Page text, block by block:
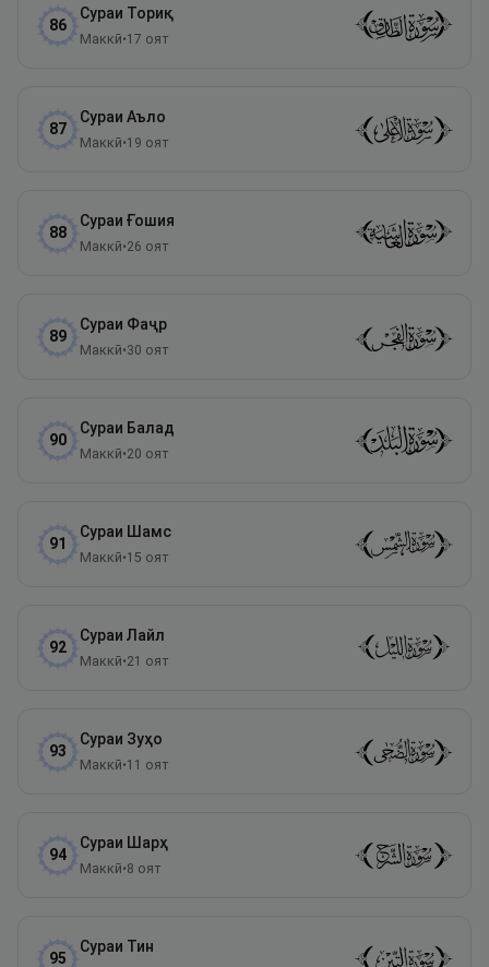
86
Сураи Ториқ
Маккӣ•17 оят
87
Сураи Аъло
Маккӣ•19 оят
88
Сураи Ғошия
Маккӣ•26 оят
89
Сураи Фаҷр
Маккӣ•30 оят
90
Сураи Балад
Маккӣ•20 оят
91
Сураи Шамс
Маккӣ•15 оят
92
Сураи Лайл
Маккӣ•21 оят
93
Сураи Зуҳо
Маккӣ•11 оят
94
Сураи Шарҳ
Маккӣ•8 оят
95
Сураи Тин